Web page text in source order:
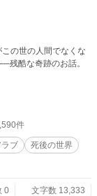
の世の人間でなくな
件
ラブ
死後の世界
0
文字数 13,333